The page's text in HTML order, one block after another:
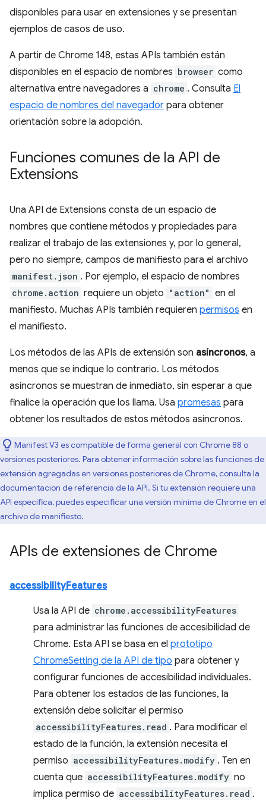
disponibles para usar en extensiones y se presentan
ejemplos de casos de uso.
A partir de Chrome 148, estas APIs también están
disponibles en el espacio de nombres browser como
alternativa entre navegadores a chrome . Consulta El
espacio de nombres del navegador para obtener
orientación sobre la adopción.
Funciones comunes de la API de
Extensions
Una API de Extensions consta de un espacio de
nombres que contiene métodos y propiedades para
realizar el trabajo de las extensiones y, por lo general,
pero no siempre, campos de manifiesto para el archivo
manifest.json . Por ejemplo, el espacio de nombres
chrome.action requiere un objeto "action" en el
manifiesto. Muchas APIs también requieren permisos en
el manifiesto.
Los métodos de las APIs de extensión son asíncronos, a
menos que se indique lo contrario. Los métodos
asíncronos se muestran de inmediato, sin esperar a que
finalice la operación que los llama. Usa promesas para
obtener los resultados de estos métodos asíncronos.
Manifest V3 es compatible de forma general con Chrome 88 o
versiones posteriores. Para obtener información sobre las funciones de
extensión agregadas en versiones posteriores de Chrome, consulta la
documentación de referencia de la API. Si tu extensión requiere una
API específica, puedes especificar una versión mínima de Chrome en el
archivo de manifiesto.
APIs de extensiones de Chrome
accessibilityFeatures
Usa la API de chrome.accessibilityFeatures
para administrar las funciones de accesibilidad de
Chrome. Esta API se basa en el prototipo
ChromeSetting de la API de tipo para obtener y
configurar funciones de accesibilidad individuales.
Para obtener los estados de las funciones, la
extensión debe solicitar el permiso
accessibilityFeatures.read . Para modificar el
estado de la función, la extensión necesita el
permiso accessibilityFeatures.modify . Ten en
cuenta que accessibilityFeatures.modify no
implica permiso de accessibilityFeatures.read .